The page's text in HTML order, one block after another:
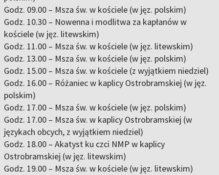
Godz. 09.00 – Msza św. w kościele (w jęz. polskim)
Godz. 10.30 – Nowenna i modlitwa za kapłanów w
kościele (w jęz. litewskim)
Godz. 11.00 – Msza św. w kościele (w jęz. litewskim)
Godz. 13.00 – Msza św. w kościele (w jęz. polskim)
Godz. 15.00 – Msza św. w kościele (z wyjątkiem niedziel)
Godz. 16.00 – Różaniec w kaplicy Ostrobramskiej (w jęz.
polskim)
Godz. 17.00 – Msza św. w kościele (w jęz. polskim)
Godz. 17.00 – Msza św. w kaplicy Ostrobramskiej (w
językach obcych, z wyjątkiem niedziel)
Godz. 18.00 – Akatyst ku czci NMP w kaplicy
Ostrobramskiej (w jęz. litewskim)
Godz. 19.00 – Msza św. w kościele (w jęz. litewskim)